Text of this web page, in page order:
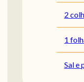
2
1
Sal e